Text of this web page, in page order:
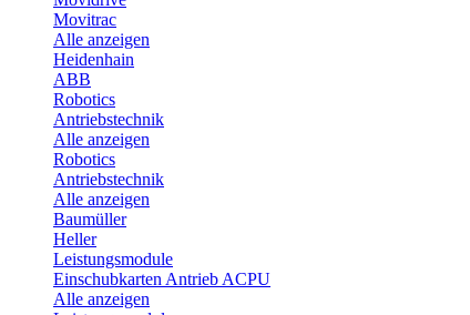
Movitrac
Alle anzeigen
Heidenhain
ABB
Robotics
Antriebstechnik
Alle anzeigen
Robotics
Antriebstechnik
Alle anzeigen
Baumüller
Heller
Leistungsmodule
Einschubkarten Antrieb ACPU
Alle anzeigen